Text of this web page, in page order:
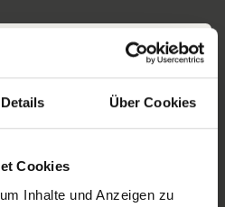
Details Über Cookies
Cookies
Inhalte und Anzeigen zu